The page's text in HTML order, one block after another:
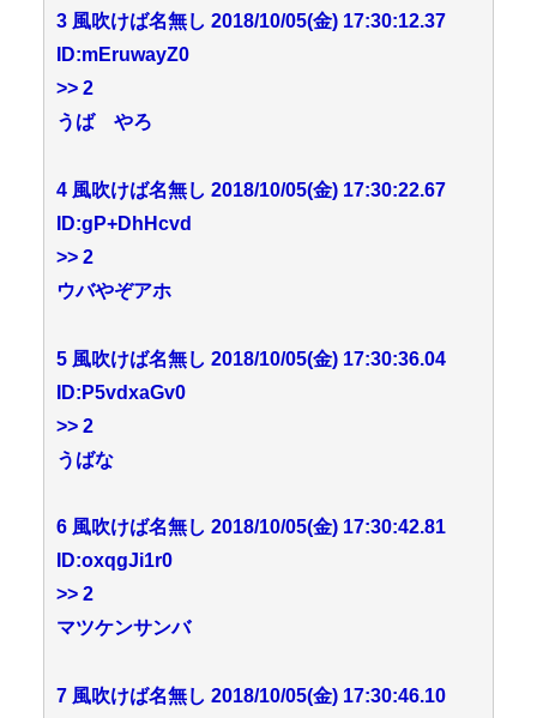
3 風吹けば名無し 2018/10/05(金) 17:30:12.37
ID:mEruwayZ0
>> 2
うば やろ
4 風吹けば名無し 2018/10/05(金) 17:30:22.67
ID:gP+DhHcvd
>> 2
ウバやぞアホ
5 風吹けば名無し 2018/10/05(金) 17:30:36.04
ID:P5vdxaGv0
>> 2
うばな
6 風吹けば名無し 2018/10/05(金) 17:30:42.81
ID:oxqgJi1r0
>> 2
マツケンサンバ
7 風吹けば名無し 2018/10/05(金) 17:30:46.10